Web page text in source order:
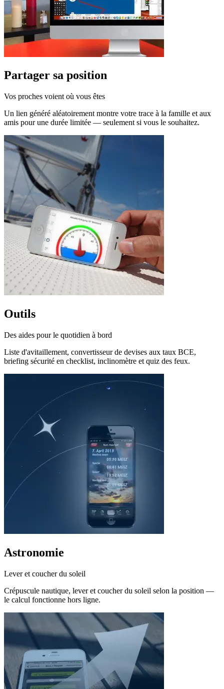
Partager sa position
Vos proches voient où vous êtes
Un lien généré aléatoirement montre votre trace à la famille et aux
amis pour une durée limitée — seulement si vous le souhaitez.
Outils
Des aides pour le quotidien à bord
Liste d'avitaillement, convertisseur de devises aux taux BCE,
briefing sécurité en checklist, inclinomètre et quiz des feux.
Astronomie
Lever et coucher du soleil
Crépuscule nautique, lever et coucher du soleil selon la position —
le calcul fonctionne hors ligne.